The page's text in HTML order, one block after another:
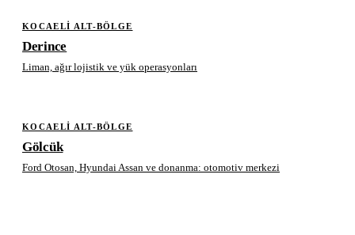
KOCAELI ALT-BÖLGE
Derince
Liman, ağır lojistik ve yük operasyonları
KOCAELI ALT-BÖLGE
Gölcük
Ford Otosan, Hyundai Assan ve donanma: otomotiv merkezi